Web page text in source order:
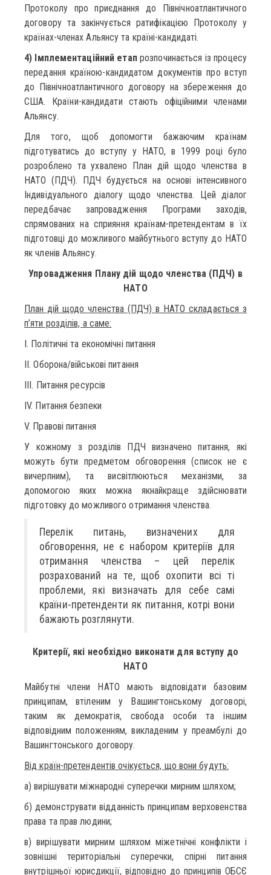
Протоколу про приєднання до Північноатлантичного
договору та закінчується ратифікацією Протоколу у
країнах-членах Альянсу та країні-кандидаті.
4) Імплементаційний етапрозпочинається із процесу
передання країною-кандидатом документів про вступ
до Північноатлантичного договору на збереження до
США. Країни-кандидати стають офіційними членами
Альянсу.
Для того, щоб допомогти бажаючим країнам
підготуватись до вступу у НАТО, в 1999 році було
розроблено та ухвалено План дій щодо членства в
НАТО (ПДЧ). ПДЧ будується на основі інтенсивного
Індивідуального діалогу щодо членства. Цей діалог
передбачає запровадження Програми заходів,
спрямованих на сприяння країнам-претендентам в їх
підготовці до можливого майбутнього вступу до НАТО
як членів Альянсу.
Упровадження Плану дій щодо членства (ПДЧ) в
НАТО
План дій щодо членства (ПДЧ) в НАТО складається з
п’яти розділів, а саме:
I. Політичні та економічні питання
II. Оборона/військові питання
III. Питання ресурсів
IV. Питання безпеки
V. Правові питання
У кожному з розділів ПДЧ визначено питання, які
можуть бути предметом обговорення (список не є
вичерпним), та висвітлюються механізми, за
допомогою яких можна якнайкраще здійснювати
підготовку до можливого отримання членства.
Перелік питань, визначених для
обговорення, не є набором критеріїв для
отримання членства – цей перелік
розрахований на те, щоб охопити всі ті
проблеми, які визначать для себе самі
країни-претенденти як питання, котрі вони
бажають розглянути.
Критерії, які необхідно виконати для вступу до
НАТО
Майбутні члени НАТО мають відповідати базовим
принципам, втіленим у Вашингтонському договорі,
таким як демократія, свобода особи та іншим
відповідним положенням, викладеним у преамбулі до
Вашингтонського договору.
Від країн-претендентів очікується, що вони будуть:
а) вирішувати міжнародні суперечки мирним шляхом;
б) демонструвати відданність принципам верховенства
права та прав людини;
в) вирішувати мирним шляхом міжетнічні конфлікти і
зовнішні територіальні суперечки, спірні питання
внутрішньої юрисдикції, відповідно до принципів ОБСЄ